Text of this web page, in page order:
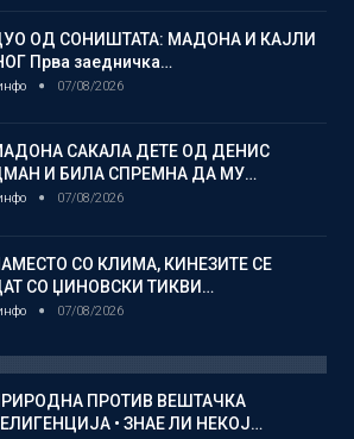
ОД СОНИШТАТА: МАДОНА И КАЈЛИ
Прва заедничка…
07/08/2026
САКАЛА ДЕТЕ ОД ДЕНИС
И БИЛА СПРЕМНА ДА МУ…
07/08/2026
СО КЛИМА, КИНЕЗИТЕ СЕ
СО ЏИНОВСКИ ТИКВИ…
07/08/2026
ПРОТИВ ВЕШТАЧКА
• ЗНАЕ ЛИ НЕКОЈ…